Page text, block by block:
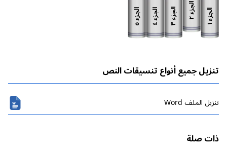
الجزء
١
الجزء
٢ الجزء
٣
الجزء
٤
الجزء
٥
تنزيل جميع أنواع تنسيقات النص
تنزیل الملف Word
ذات صلة